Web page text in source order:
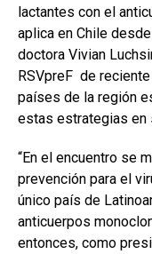
lactantes con el
aplica en Chile
doctora Vivian
RSVpreF de
países de la región
estas estrategias en
“En el encuentro se
prevención para el
único país de
anticuerpos
entonces, como